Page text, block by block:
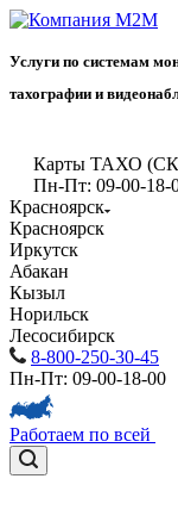
Услуги по системам
тахографии и
Карты ТАХО
Пн-Пт: 09-00-18-
Красноярск
Красноярск
Иркутск
Абакан
Кызыл
Норильск
Лесосибирск
8-800-250-30-45
Пн-Пт: 09-00-18-00
Работаем по всей